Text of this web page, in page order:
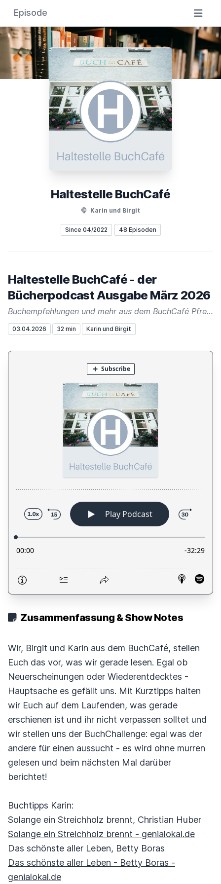
Episode
Haltestelle BuchCafé
Karin und Birgit
Since 04/2022 48 Episoden
Haltestelle BuchCafé - der
Bücherpodcast Ausgabe März 2026
Buchempfehlungen und mehr aus dem BuchCafé Pfreimd
03.04.2026 32 min Karin und Birgit
Zusammenfassung & Show Notes
Wir, Birgit und Karin aus dem BuchCafé, stellen
Euch das vor, was wir gerade lesen. Egal ob
Neuerscheinungen oder Wiederentdecktes -
Hauptsache es gefällt uns. Mit Kurztipps halten
wir Euch auf dem Laufenden, was gerade
erschienen ist und ihr nicht verpassen solltet und
wir stellen uns der BuchChallenge: egal was der
andere für einen aussucht - es wird ohne murren
gelesen und beim nächsten Mal darüber
berichtet!
Buchtipps Karin:
Solange ein Streichholz brennt, Christian Huber
Solange ein Streichholz brennt - genialokal.de
Das schönste aller Leben, Betty Boras
Das schönste aller Leben - Betty Boras -
genialokal.de